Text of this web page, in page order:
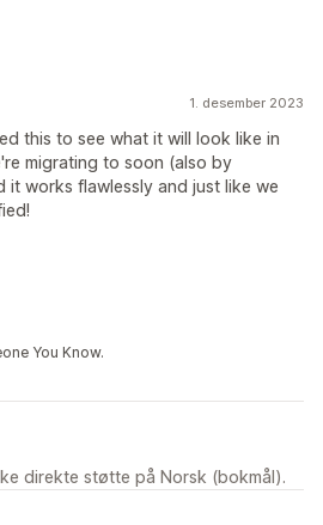
1. desember 2023
this to see what it will look like in
migrating to soon (also by
it works flawlessly and just like we
You Know.
direkte støtte på Norsk (bokmål).